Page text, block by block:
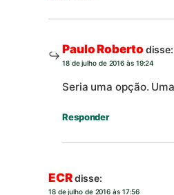
Paulo Roberto disse:
18 de julho de 2016 às 19:24
Seria uma opção.
Responder
ECRdisse:
18 de julho de 2016 às 17:56